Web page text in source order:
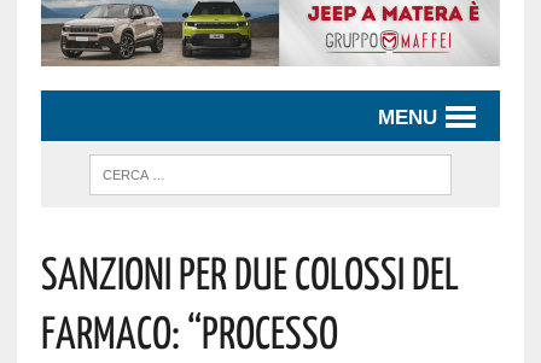
MENU
Sanzioni Per Due Colossi Del
Farmaco: “Processo